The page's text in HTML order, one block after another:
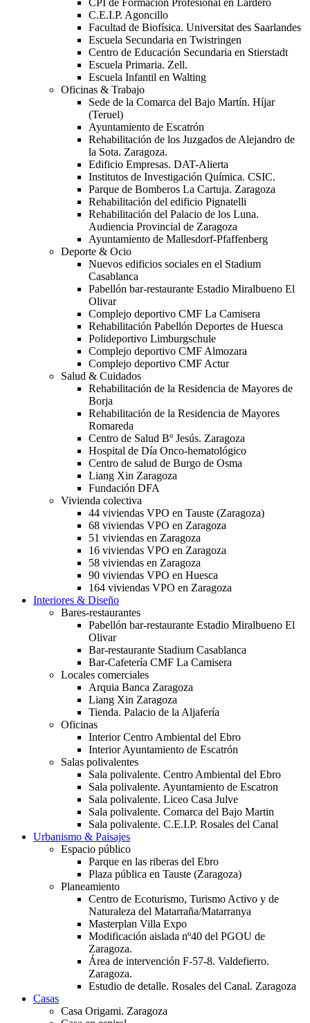
CPI de Formación Profesional en Lardero
C.E.I.P. Agoncillo
Facultad de Biofísica. Universitat des Saarlandes
Escuela Secundaria en Twistringen
Centro de Educación Secundaria en Stierstadt
Escuela Primaria. Zell.
Escuela Infantil en Walting
Oficinas & Trabajo
Sede de la Comarca del Bajo Martín. Híjar
(Teruel)
Ayuntamiento de Escatrón
Rehabilitación de los Juzgados de Alejandro de
la Sota. Zaragoza.
Edificio Empresas. DAT-Alierta
Institutos de Investigación Química. CSIC.
Parque de Bomberos La Cartuja. Zaragoza
Rehabilitación del edificio Pignatelli
Rehabilitación del Palacio de los Luna.
Audiencia Provincial de Zaragoza
Ayuntamiento de Mallesdorf-Pfaffenberg
Deporte & Ocio
Nuevos edificios sociales en el Stadium
Casablanca
Pabellón bar-restaurante Estadio Miralbueno El
Olivar
Complejo deportivo CMF La Camisera
Rehabilitación Pabellón Deportes de Huesca
Polideportivo Limburgschule
Complejo deportivo CMF Almozara
Complejo deportivo CMF Actur
Salud & Cuidados
Rehabilitación de la Residencia de Mayores de
Borja
Rehabilitación de la Residencia de Mayores
Romareda
Centro de Salud Bº Jesús. Zaragoza
Hospital de Día Onco-hematológico
Centro de salud de Burgo de Osma
Liang Xin Zaragoza
Fundación DFA
Vivienda colectiva
44 viviendas VPO en Tauste (Zaragoza)
68 viviendas VPO en Zaragoza
51 viviendas en Zaragoza
16 viviendas VPO en Zaragoza
58 viviendas en Zaragoza
90 viviendas VPO en Huesca
164 viviendas VPO en Zaragoza
Interiores & Diseño
Bares-restaurantes
Pabellón bar-restaurante Estadio Miralbueno El
Olivar
Bar-restaurante Stadium Casablanca
Bar-Cafetería CMF La Camisera
Locales comerciales
Arquia Banca Zaragoza
Liang Xin Zaragoza
Tienda. Palacio de la Aljafería
Oficinas
Interior Centro Ambiental del Ebro
Interior Ayuntamiento de Escatrón
Salas polivalentes
Sala polivalente. Centro Ambiental del Ebro
Sala polivalente. Ayuntamiento de Escatron
Sala polivalente. Liceo Casa Julve
Sala polivalente. Comarca del Bajo Martin
Sala polivalente. C.E.I.P. Rosales del Canal
Urbanismo & Paisajes
Espacio público
Parque en las riberas del Ebro
Plaza pública en Tauste (Zaragoza)
Planeamiento
Centro de Ecoturismo, Turismo Activo y de
Naturaleza del Matarraña/Matarranya
Masterplan Villa Expo
Modificación aislada nº40 del PGOU de
Zaragoza.
Área de intervención F-57-8. Valdefierro.
Zaragoza.
Estudio de detalle. Rosales del Canal. Zaragoza
Casas
Casa Origami. Zaragoza